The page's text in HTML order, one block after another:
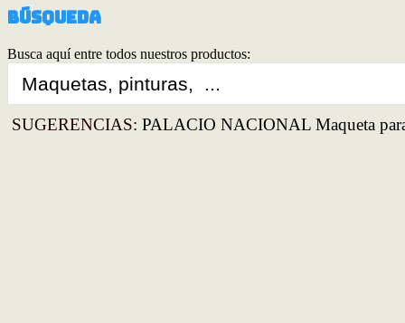
Búsqueda
Busca aquí entre todos nuestros productos:
SUGERENCIAS: PALACIO NACIONAL Maqueta